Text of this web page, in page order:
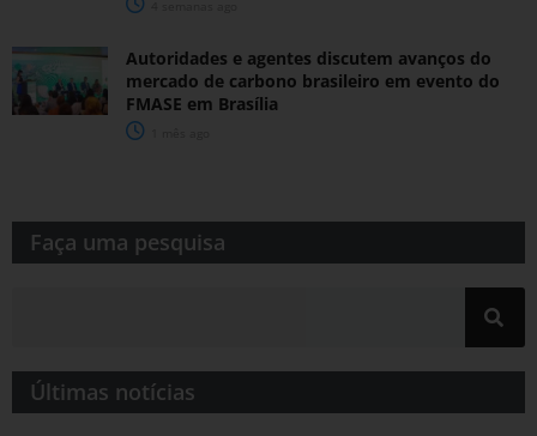
Autoridades e agentes discutem avanços do
mercado de carbono brasileiro em evento do
FMASE em Brasília
Faça uma pesquisa​​
Últimas notícias